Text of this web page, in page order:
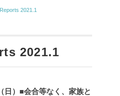
2021.1
2021.1
日）■会合等なく、家族と